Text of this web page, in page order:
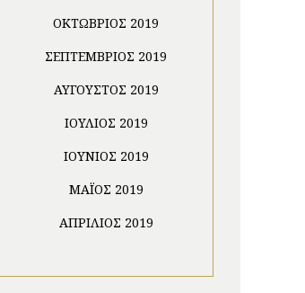
ΟΚΤΏΒΡΙΟΣ 2019
ΣΕΠΤΈΜΒΡΙΟΣ 2019
ΑΎΓΟΥΣΤΟΣ 2019
ΙΟΎΛΙΟΣ 2019
ΙΟΎΝΙΟΣ 2019
ΜΆΙΟΣ 2019
ΑΠΡΊΛΙΟΣ 2019